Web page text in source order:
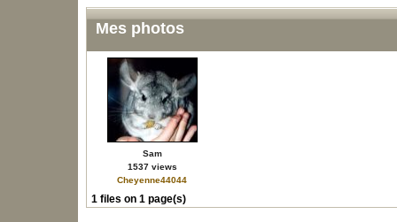
Mes photos
Sam
1537 views
Cheyenne44044
1 files on 1 page(s)